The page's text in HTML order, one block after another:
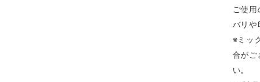
ご使
バリや
※ミッ
合がご
い。